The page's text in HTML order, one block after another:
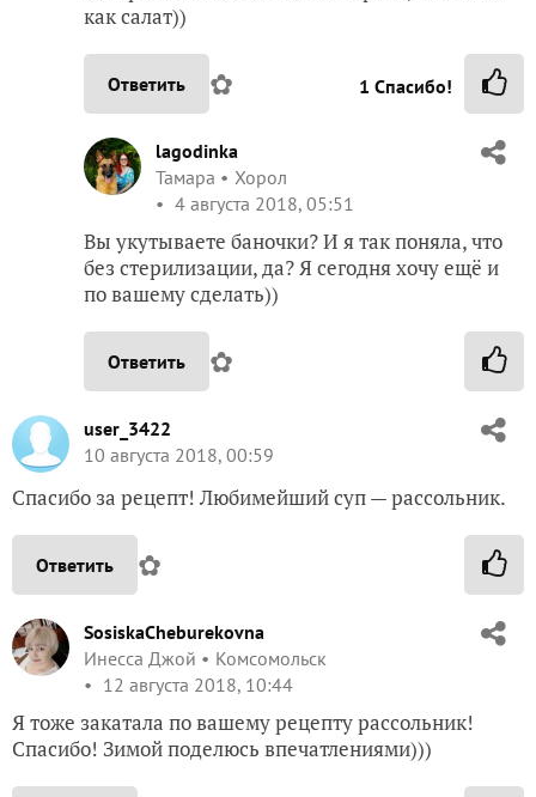
как салат))
Ответить ✿ 1 Спасибо!
lagodinka
Тамара
Хорол
4 августа 2018, 05:51
Вы укутываете баночки? И я так поняла, что
без стерилизации, да? Я сегодня хочу ещё и
по вашему сделать))
Ответить ✿
user_3422
10 августа 2018, 00:59
Спасибо за рецепт! Любимейший суп — рассольник.
Ответить ✿
SosiskaCheburekovna
Инесса Джой
Комсомольск
12 августа 2018, 10:44
Я тоже закатала по вашему рецепту рассольник!
Спасибо! Зимой поделюсь впечатлениями)))